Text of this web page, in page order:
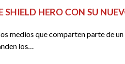
HERO CON SU
medios que comparten parte de
los…